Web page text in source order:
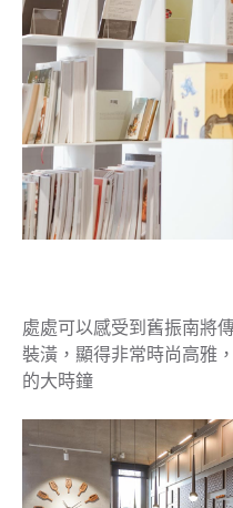
處處可以感受到舊振南將
裝潢，顯得非常時尚高雅
的大時鐘